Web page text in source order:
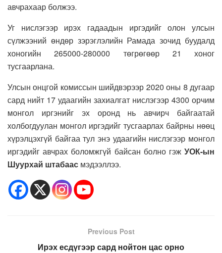
авчрахаар болжээ.
Уг нислэгээр ирэх гадаадын иргэдийг олон улсын
сүлжээний өндөр зэрэглэлийн Рамада зочид буудалд
хоногийн 265000-280000 төгрөгөөр 21 хоног
тусгаарлана.
Улсын онцгой комиссын шийдвэрээр 2020 оны 8 дугаар
сард нийт 17 удаагийн захиалгат нислэгээр 4300 орчим
монгол иргэнийг эх оронд нь авчирч байгаатай
холбогдуулан монгол иргэдийг тусгаарлах байрны нөөц
хүрэлцэхгүй байгаа тул энэ удаагийн нислэгээр монгол
иргэдийг авчрах боломжгүй байсан болно гэж УОК-ын
Шуурхай штабаас мэдээллээ.
Previous Post
Ирэх есдүгээр сард нойтон цас орно